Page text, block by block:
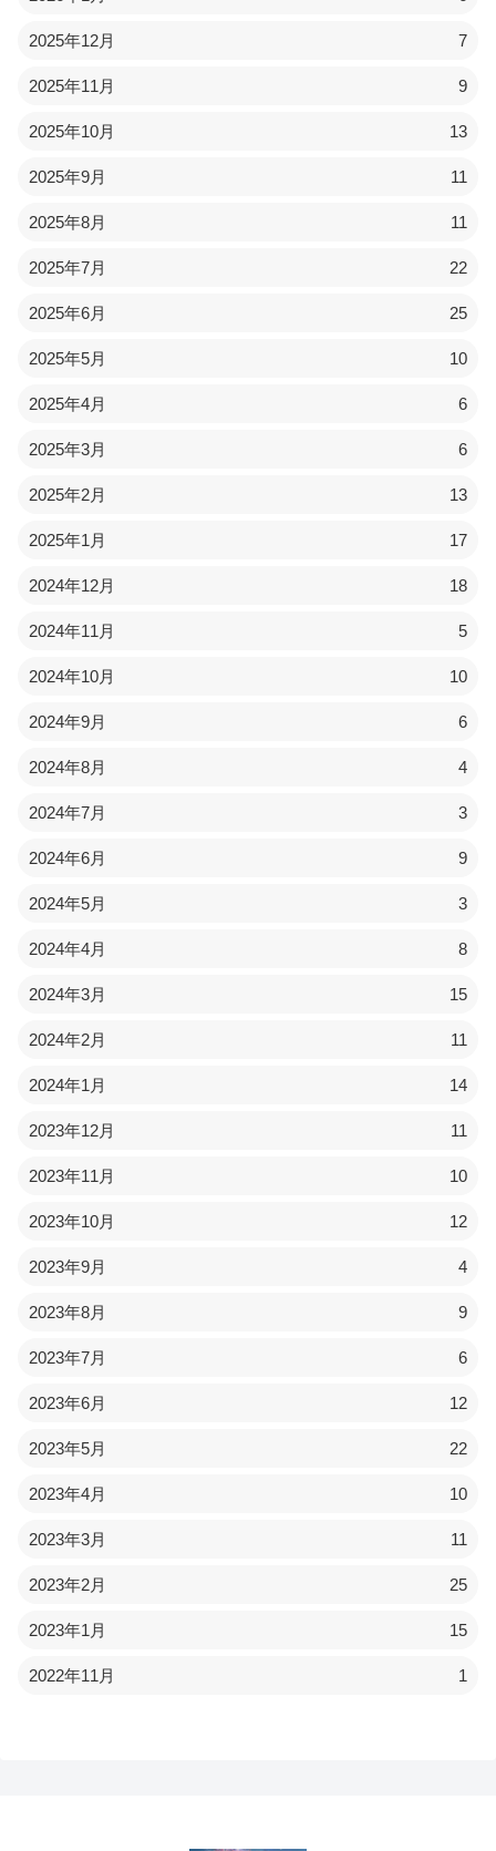
2025年12月 7
2025年11月 9
2025年10月 13
2025年9月 11
2025年8月 11
2025年7月 22
2025年6月 25
2025年5月 10
2025年4月 6
2025年3月 6
2025年2月 13
2025年1月 17
2024年12月 18
2024年11月 5
2024年10月 10
2024年9月 6
2024年8月 4
2024年7月 3
2024年6月 9
2024年5月 3
2024年4月 8
2024年3月 15
2024年2月 11
2024年1月 14
2023年12月 11
2023年11月 10
2023年10月 12
2023年9月 4
2023年8月 9
2023年7月 6
2023年6月 12
2023年5月 22
2023年4月 10
2023年3月 11
2023年2月 25
2023年1月 15
2022年11月 1